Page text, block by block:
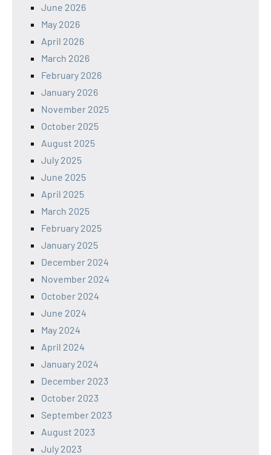
June 2026
May 2026
April 2026
March 2026
February 2026
January 2026
November 2025
October 2025
August 2025
July 2025
June 2025
April 2025
March 2025
February 2025
January 2025
December 2024
November 2024
October 2024
June 2024
May 2024
April 2024
January 2024
December 2023
October 2023
September 2023
August 2023
July 2023